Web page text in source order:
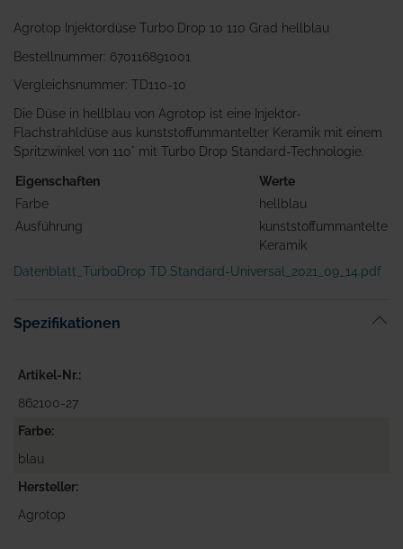
Agrotop Injektordüse Turbo Drop 10 110 Grad hellblau
Bestellnummer: 670116891001
Vergleichsnummer: TD110-10
Die Düse in hellblau von Agrotop ist eine Injektor-
Flachstrahldüse aus kunststoffummantelter Keramik mit einem
Spritzwinkel von 110° mit Turbo Drop Standard-Technologie.
Eigenschaften
Werte
Farbe
hellblau
Ausführung
kunststoffummantelte
Keramik
Datenblatt_TurboDrop TD Standard-Universal_2021_09_14.pdf
Spezifikationen
Artikel-Nr.
862100-27
Farbe
blau
Hersteller
Agrotop